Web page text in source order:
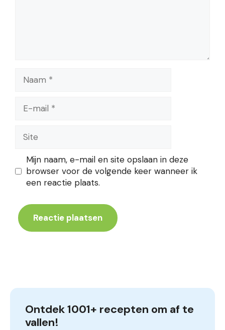
mail
Mijn naam, e-mail en site opslaan in deze
browser voor de volgende keer wanneer ik
een reactie plaats.
Ontdek 1001+ recepten om af te
vallen!